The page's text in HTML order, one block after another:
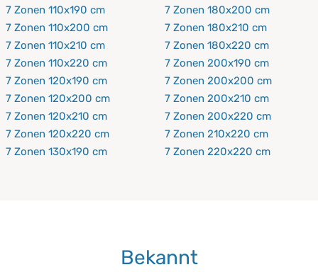
7 Zonen 110x190 cm
7 Zonen 110x200 cm
7 Zonen 110x210 cm
7 Zonen 110x220 cm
7 Zonen 120x190 cm
7 Zonen 120x200 cm
7 Zonen 120x210 cm
7 Zonen 120x220 cm
7 Zonen 130x190 cm
7 Zonen 180x200 cm
7 Zonen 180x210 cm
7 Zonen 180x220 cm
7 Zonen 200x190 cm
7 Zonen 200x200 cm
7 Zonen 200x210 cm
7 Zonen 200x220 cm
7 Zonen 210x220 cm
7 Zonen 220x220 cm
Bekannt